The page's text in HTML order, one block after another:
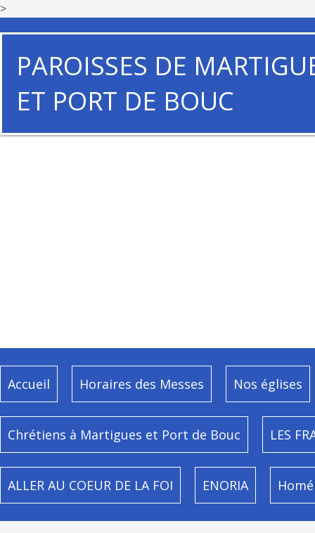
>
PAROISSES DE
ET PORT DE BOUC
Accueil Horaires des Messes Nos églises
Chrétiens à Martigues et Port de Bouc LES
ALLER AU COEUR DE LA FOI ENORIA